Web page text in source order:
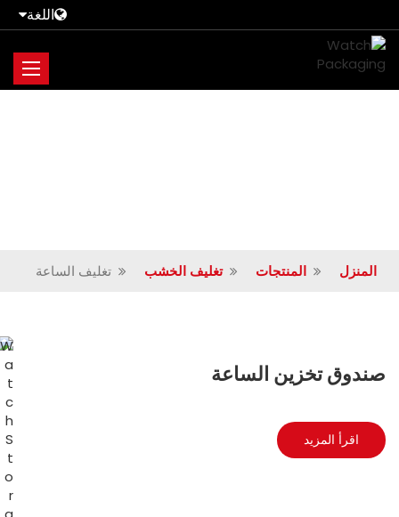
اللغة
المنزل المنتجات تغليف الخشب تغليف الساعة
صندوق تخزين الساعة
اقرأ المزيد